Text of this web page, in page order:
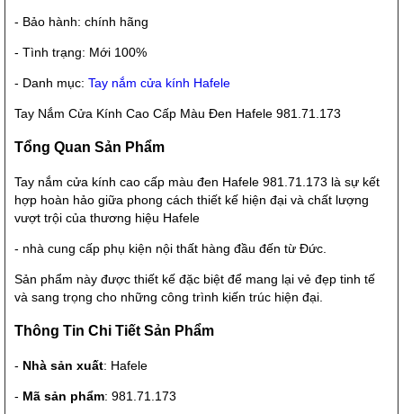
- Bảo hành: chính hãng
- Tình trạng: Mới 100%
- Danh mục: Tay nắm cửa kính Hafele
Tay Nắm Cửa Kính Cao Cấp Màu Đen Hafele 981.71.173
Tổng Quan Sản Phẩm
Tay nắm cửa kính cao cấp màu đen Hafele 981.71.173 là sự kết
hợp hoàn hảo giữa phong cách thiết kế hiện đại và chất lượng
vượt trội của thương hiệu Hafele
- nhà cung cấp phụ kiện nội thất hàng đầu đến từ Đức.
Sản phẩm này được thiết kế đặc biệt để mang lại vẻ đẹp tinh tế
và sang trọng cho những công trình kiến trúc hiện đại.
Thông Tin Chi Tiết Sản Phẩm
- Nhà sản xuất: Hafele
- Mã sản phẩm: 981.71.173